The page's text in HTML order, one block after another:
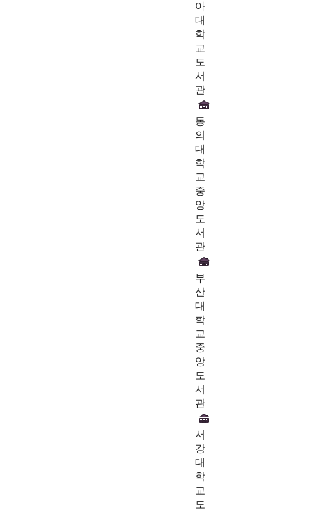
아
대
학
교
도
서
관
동
의
대
학
교
중
앙
도
서
관
부
산
대
학
교
중
앙
도
서
관
서
강
대
학
교
도